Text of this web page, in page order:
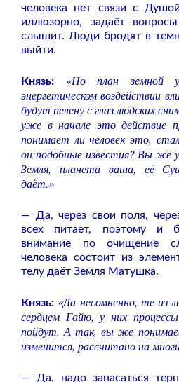
человека нет связи с
иллюзорно, задаёт
слышит. Люди бродят в
выйти.
Князь:
«Но план земной
энергетическом воздействии
будут пелену с глаз людских
уже в начале это действие
понимает ли человек это,
он подобные известия? Вы же
Земля, планета ваша, её
даёт.»
— Да, через свои поля,
всех питает, поэтому и
внимание по очищение
человека состоит из
телу даёт Земля Матушка.
Князь: «Да несомненно, те из
сердцем Гайю, у них
пойдут. А так, вы же
изменится, рассчитано на
— Да, надо запасаться